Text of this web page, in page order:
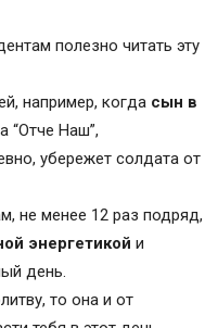
полезно читать эту
например, когда сын в
“Отче Наш”,
убережет солдата от
не менее 12 раз подряд,
энергетикой и
день.
то она и от